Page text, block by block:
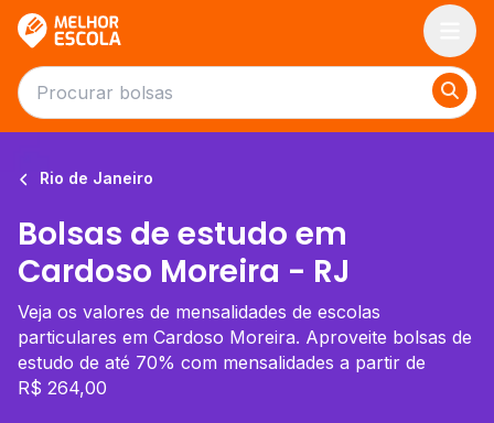
Rio de Janeiro
Bolsas de estudo em
Cardoso Moreira - RJ
Veja os valores de mensalidades de escolas
particulares em Cardoso Moreira. Aproveite bolsas de
estudo de até 70% com mensalidades a partir de
R$ 264,00